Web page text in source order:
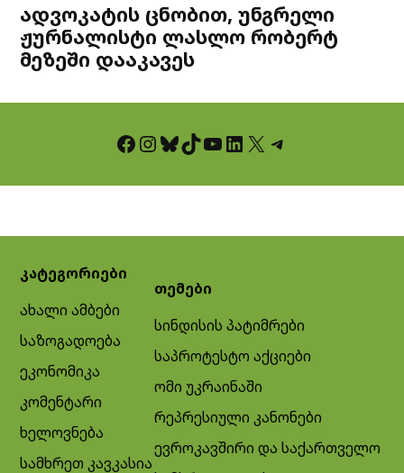
ადვოკატის ცნობით, უნგრელი
ჟურნალისტი ლასლო რობერტ
მეზეში დააკავეს
Facebook InstagramBluesky TikTok YouTube LinkedIn X Telegram
კატეგორიები
ახალი ამბები
საზოგადოება
ეკონომიკა
კომენტარი
ხელოვნება
სამხრეთ კავკასია
თემები
სინდისის პატიმრები
საპროტესტო აქციები
ომი უკრაინაში
რეპრესიული კანონები
ევროკავშირი და საქართველო